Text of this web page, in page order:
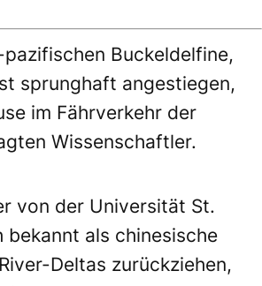
Buckeldelfine,
sprunghaft angestiegen,
im Fährverkehr der
Wissenschaftler.
von der Universität St.
bekannt als chinesische
Deltas zurückziehen,